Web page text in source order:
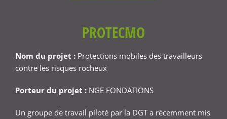
PROTECMO
Nom du projet : Protections mobiles des travailleurs
contre les risques rocheux
Porteur du projet : NGE FONDATIONS
Un groupe de travail piloté par la DGT a récemment mis